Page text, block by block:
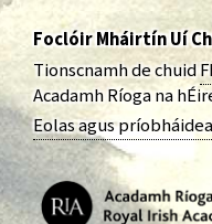
Foclóir Mháirtín Uí
Tionscnamh de chuid
Acadamh Ríoga na
Eolas agus